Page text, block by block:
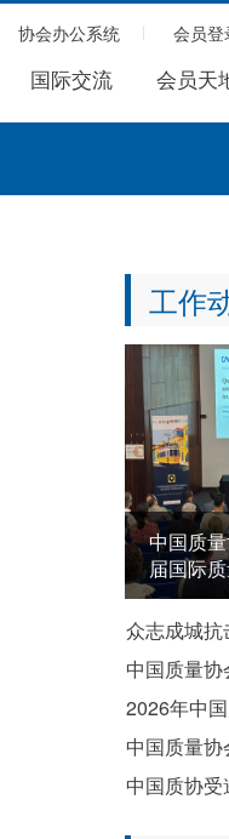
协会办公系统 会员登
国际交流 会员天
工作
中国质
届国际